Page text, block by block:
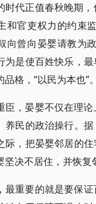
时代正值春秋晚期
和官吏权力的约束
向曾向晏婴请教为
为是使百姓快乐，
格，“以民为本也”。
臣，晏婴不仅在理
养民的政治操行。
际，把晏婴邻居的
决不居住，并恢复
最重要的就是要保